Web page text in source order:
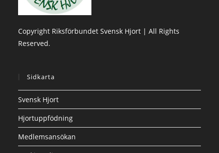
Copyright Riksförbundet Svensk Hjort | All Rights
Reserved.
Sidkarta
Svensk Hjort
Hjortuppfödning
Medlemsansökan